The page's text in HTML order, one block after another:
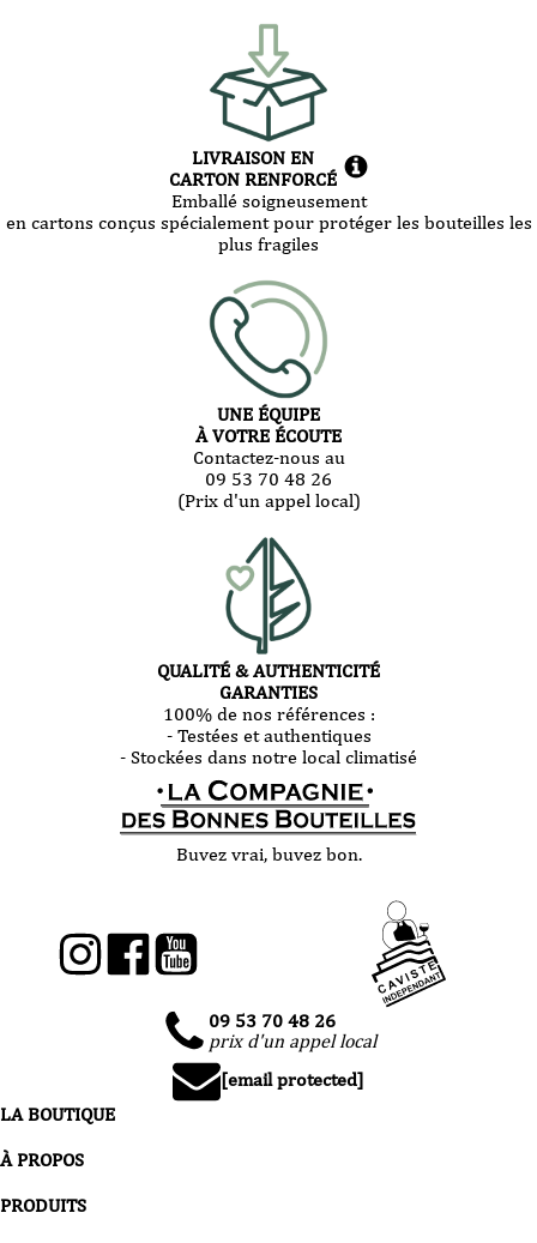
LIVRAISON EN
CARTON RENFORCÉ
Emballé soigneusement
en cartons conçus spécialement pour protéger les bouteilles les
plus fragiles
UNE ÉQUIPE
À VOTRE ÉCOUTE
Contactez-nous au
09 53 70 48 26
(Prix d'un appel local)
QUALITÉ & AUTHENTICITÉ
GARANTIES
100% de nos références :
- Testées et authentiques
- Stockées dans notre local climatisé
Buvez vrai, buvez bon.
09 53 70 48 26
prix d'un appel local
[email protected]
LA BOUTIQUE
À PROPOS
PRODUITS